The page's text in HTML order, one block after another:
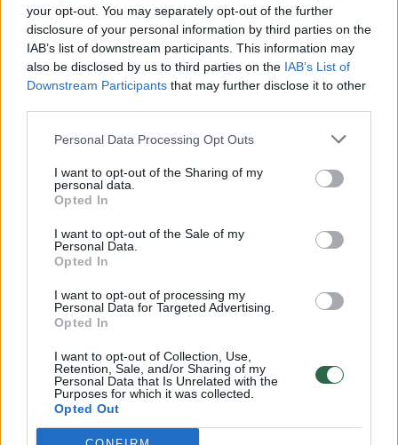
your opt-out. You may separately opt-out of the further
disclosure of your personal information by third parties on the
IAB’s list of downstream participants. This information may
also be disclosed by us to third parties on the IAB’s List of
Downstream Participants that may further disclose it to other
Personal Data Processing Opt Outs
I want to opt-out of the Sharing of my
personal data.
Opted In
I want to opt-out of the Sale of my
Personal Data.
Opted In
I want to opt-out of processing my
Personal Data for Targeted Advertising.
Opted In
I want to opt-out of Collection, Use,
Retention, Sale, and/or Sharing of my
Personal Data that Is Unrelated with the
Purposes for which it was collected.
Opted Out
Šaras ir „Fenerbahce“
varžovo Eurolygos finalo
ketverte dar neturi: reikės
žūtbūtinio „Panathinaikos“ ir
„Anadolu Efes“ mūšio
Kitame įraše jis pakvietė Eurolygos
prezidentą Dejaną Bodirogą į Atėnus stebėti